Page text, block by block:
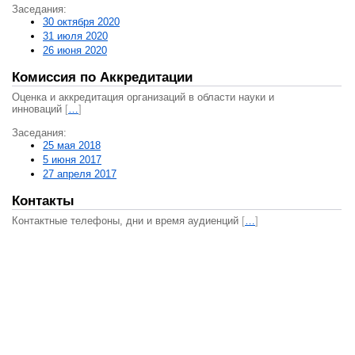
Заседания:
30 октября 2020
31 июля 2020
26 июня 2020
Комиссия по Аккредитации
Оценка и аккредитация организаций в области науки и
инноваций […]
Заседания:
25 мая 2018
5 июня 2017
27 апреля 2017
Контакты
Контактные телефоны, дни и время аудиенций […]